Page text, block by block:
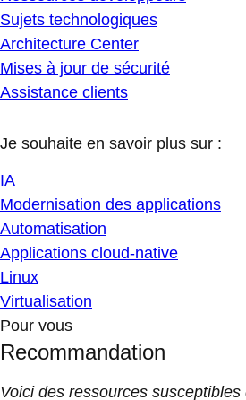
Sujets technologiques
Architecture Center
Mises à jour de sécurité
Assistance clients
Je souhaite en savoir plus sur :
IA
Modernisation des applications
Automatisation
Applications cloud-native
Linux
Virtualisation
Pour vous
Recommandation
Voici des ressources